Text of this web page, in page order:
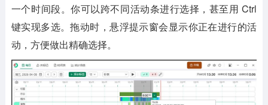
一个时间段。你可以跨不同活动条进行选择，甚至用 Ctrl
键实现多选。拖动时，悬浮提示窗会显示你正在进行的活
动，方便做出精确选择。